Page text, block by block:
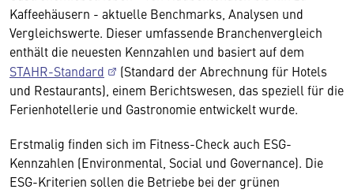
Kaffeehäusern - aktuelle Benchmarks, Analysen und
Vergleichswerte. Dieser umfassende Branchenvergleich
enthält die neuesten Kennzahlen und basiert auf dem
STAHR-Standard
(Standard der Abrechnung für Hotels
und Restaurants), einem Berichtswesen, das speziell für die
Ferienhotellerie und Gastronomie entwickelt wurde.
Erstmalig finden sich im Fitness-Check auch ESG-
Kennzahlen (Environmental, Social und Governance). Die
ESG-Kriterien sollen die Betriebe bei der grünen